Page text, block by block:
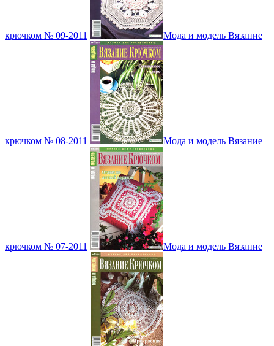
крючком № 09-2011 Мода и модель Вязание
крючком № 08-2011 Мода и модель Вязание
крючком № 07-2011 Мода и модель Вязание